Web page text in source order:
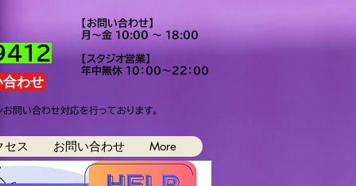
【お問い合わせ】
月〜金​ 10:00 〜 18:00
【スタジオ営業】
​年中無休 １０：００～２２：００
問い合わせ対応を行っております。
わせ
セス お問い合わせ More